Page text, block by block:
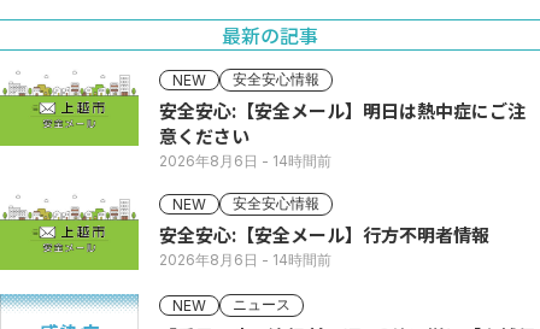
最新の記事
NEW 安全安心情報
安全安心:【安全メール】明日は熱中症にご注
意ください
2026年8月6日 - 14時間前
NEW 安全安心情報
安全安心:【安全メール】行方不明者情報
2026年8月6日 - 14時間前
NEW ニュース